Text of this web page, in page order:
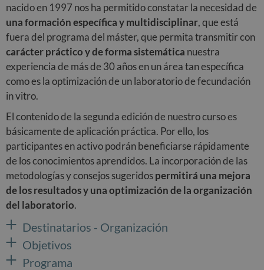
nacido en 1997 nos ha permitido constatar la necesidad de
una formación específica y multidisciplinar, que está
fuera del programa del máster, que permita transmitir con
carácter práctico y de forma sistemática nuestra
experiencia de más de 30 años en un área tan específica
como es la optimización de un laboratorio de fecundación
in vitro.
El contenido de la segunda edición de nuestro curso es
básicamente de aplicación práctica. Por ello, los
participantes en activo podrán beneficiarse rápidamente
de los conocimientos aprendidos. La incorporación de las
metodologías y consejos sugeridospermitirá una mejora
de los resultados y una optimización de la organización
del laboratorio.
Destinatarios - Organización
Objetivos
Programa